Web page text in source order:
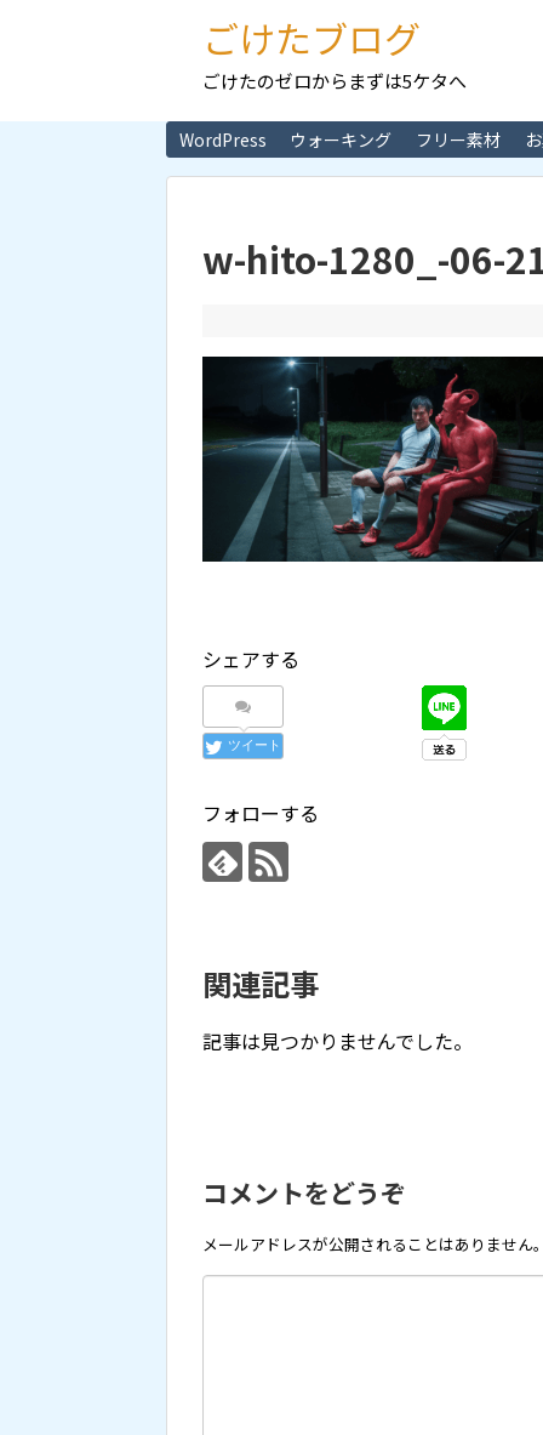
ごけたブログ
ごけたのゼロからまずは5ケタへ
WordPress ウォーキング フリー素材
w-hito-1280_-06-
シェアする
ツイート
フォローする
関連記事
記事は見つかりませんでした。
コメントをどうぞ
メールアドレスが公開されることはありません